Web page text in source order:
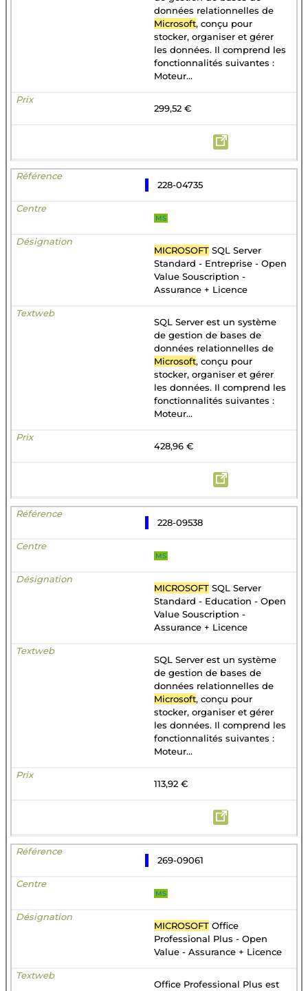
données relationnelles de
Microsoft, conçu pour
stocker, organiser et gérer
les données. Il comprend les
fonctionnalités suivantes :
Moteur...
299,52 €
228-04735
MS
MICROSOFT SQL Server
Standard - Entreprise - Open
Value Souscription -
Assurance + Licence
SQL Server est un système
de gestion de bases de
données relationnelles de
Microsoft, conçu pour
stocker, organiser et gérer
les données. Il comprend les
fonctionnalités suivantes :
Moteur...
428,96 €
228-09538
MS
MICROSOFT SQL Server
Standard - Education - Open
Value Souscription -
Assurance + Licence
SQL Server est un système
de gestion de bases de
données relationnelles de
Microsoft, conçu pour
stocker, organiser et gérer
les données. Il comprend les
fonctionnalités suivantes :
Moteur...
113,92 €
269-09061
MS
MICROSOFT Office
Professional Plus - Open
Value - Assurance + Licence
Office Professional Plus est